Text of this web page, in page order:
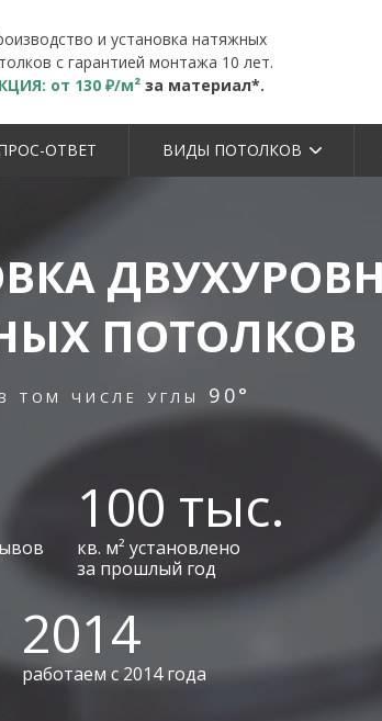
и установка натяжных
с гарантией монтажа 10 лет.
от 130 ₽/м² за материал*.
ОТВЕТ ВИДЫ ПОТОЛКОВ
ПОТОЛКОВ
том числе углы 90°
100 тыс.
кв. м² установлено
за прошлый год
2014
работаем с 2014 года